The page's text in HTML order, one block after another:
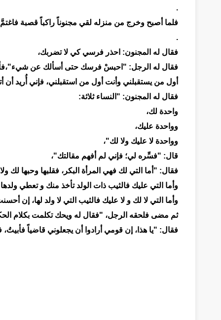
.
فلما أصبح وخرج من منزله لقي مجنوناً راكباً قصبة
.
فقال له المجنون: احذر فرسي كي لا تضربك،
فقال له الرجل: "احبسْ فرسك حتى أسألك عن
أول من يستقبلني وأنت أول من استقبلني، فإني أُريد أن
فقال له المجنون: "النساء ثلاثة:
واحدة لك،
وواحدة عليك،
وواحدة لا عليك ولا لك"،
قال: "فسِّره لي؛ فإني لم أفهم مقالتك"،
فقال: "أما التي لك فهي المرأة البكر، فقلبها وحبها لك
وأما التي عليك فالثيب ذات الولد تأخذ منك و تعطي
وأما التي لا لك و لا عليك فالثيب التي لا ولد لها، إن
ثم مضى فلحقه الرجل، "فقال له ويحك تكلمت بكلام
فقال: "يا هذا، إن قومي أرادوا أن يجعلوني قاضياً